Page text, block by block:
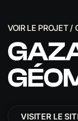
VOIR LE PROJET /
VISITER LE